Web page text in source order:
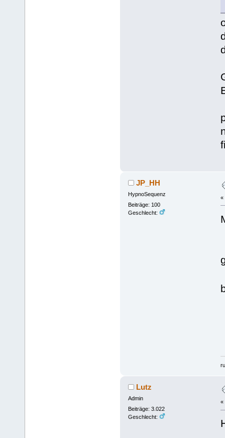
JP_HH
HypnoSequenz
Beiträge: 100
Geschlecht:
«
Lutz
Admin
Beiträge: 3.022
Geschlecht:
«